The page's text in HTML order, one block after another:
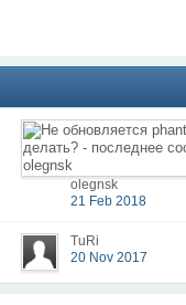
olegnsk
21 Feb 2018
TuRi
20 Nov 2017